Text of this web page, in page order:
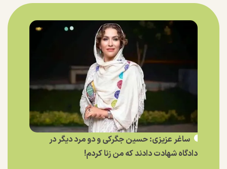
ساغر عزیزی: حسین جگرکی و دو مرد دیگر در
دادگاه شهادت دادند که من زنا کردم!